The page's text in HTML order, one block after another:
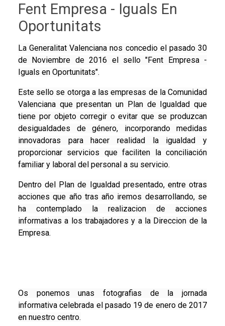
Fent Empresa - Iguals En
Oportunitats
La Generalitat Valenciana nos concedio el pasado 30
de Noviembre de 2016 el sello "Fent Empresa -
Iguals en Oportunitats".
Este sello se otorga a las empresas de la Comunidad
Valenciana que presentan un Plan de Igualdad que
tiene por objeto corregir o evitar que se produzcan
desigualdades de género, incorporando medidas
innovadoras para hacer realidad la igualdad y
proporcionar servicios que faciliten la conciliación
familiar y laboral del personal a su servicio.
Dentro del Plan de Igualdad presentado, entre otras
acciones que año tras año iremos desarrollando, se
ha contemplado la realizacion de acciones
informativas a los trabajadores y a la Direccion de la
Empresa.
Os ponemos unas fotografias de la jornada
informativa celebrada el pasado 19 de enero de 2017
en nuestro centro.